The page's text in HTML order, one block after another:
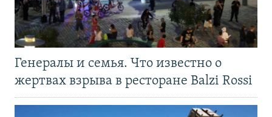
Генералы и семья. Что известно о
жертвах взрыва в ресторане Balzi Rossi